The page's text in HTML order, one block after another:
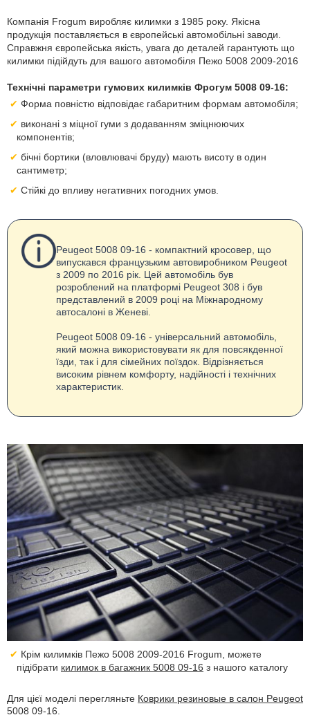
Компанія Frogum виробляє килимки з 1985 року. Якісна
продукція поставляється в європейські автомобільні заводи.
Справжня європейська якість, увага до деталей гарантують що
килимки підійдуть для вашого автомобіля Пежо 5008 2009-2016
Технічні параметри гумових килимків Фрогум 5008 09-16:
Форма повністю відповідає габаритним формам автомобіля;
виконані з міцної гуми з додаванням зміцнюючих
компонентів;
бічні бортики (вловлювачі бруду) мають висоту в один
сантиметр;
Стійкі до впливу негативних погодних умов.
Peugeot 5008 09-16 - компактний кросовер, що
випускався французьким автовиробником Peugeot
з 2009 по 2016 рік. Цей автомобіль був
розроблений на платформі Peugeot 308 і був
представлений в 2009 році на Міжнародному
автосалоні в Женеві.
Peugeot 5008 09-16 - універсальний автомобіль,
який можна використовувати як для повсякденної
їзди, так і для сімейних поїздок. Відрізняється
високим рівнем комфорту, надійності і технічних
характеристик.
Крім килимків Пежо 5008 2009-2016 Frogum, можете
підібрати килимок в багажник 5008 09-16 з нашого каталогу
Для цієї моделі перегляньте Коврики резиновые в салон Peugeot
5008 09-16